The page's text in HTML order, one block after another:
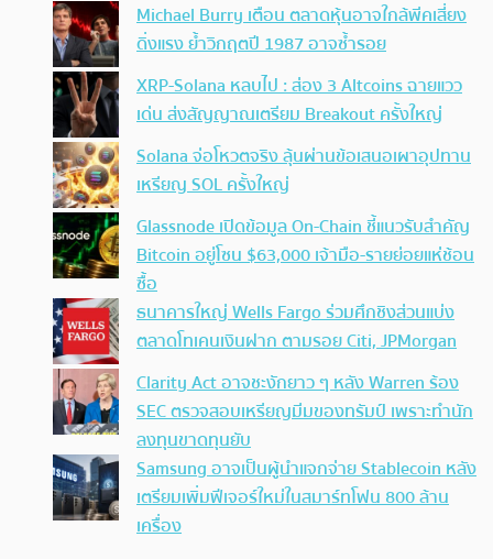
Michael Burry เตือน ตลาดหุ้นอาจใกล้พีคเสี่ยง
ดิ่งแรง ย้ำวิกฤตปี 1987 อาจซ้ำรอย
XRP-Solana หลบไป : ส่อง 3 Altcoins ฉายแวว
เด่น ส่งสัญญาณเตรียม Breakout ครั้งใหญ่
Solana จ่อโหวตจริง ลุ้นผ่านข้อเสนอเผาอุปทาน
เหรียญ SOL ครั้งใหญ่
Glassnode เปิดข้อมูล On-Chain ชี้แนวรับสำคัญ
Bitcoin อยู่โซน $63,000 เจ้ามือ-รายย่อยแห่ช้อน
ซื้อ
ธนาคารใหญ่ Wells Fargo ร่วมศึกชิงส่วนแบ่ง
ตลาดโทเคนเงินฝาก ตามรอย Citi, JPMorgan
Clarity Act อาจชะงักยาว ๆ หลัง Warren ร้อง
SEC ตรวจสอบเหรียญมีมของทรัมป์ เพราะทำนัก
ลงทุนขาดทุนยับ
Samsung อาจเป็นผู้นำแจกจ่าย Stablecoin หลัง
เตรียมเพิ่มฟีเจอร์ใหม่ในสมาร์ทโฟน 800 ล้าน
เครื่อง